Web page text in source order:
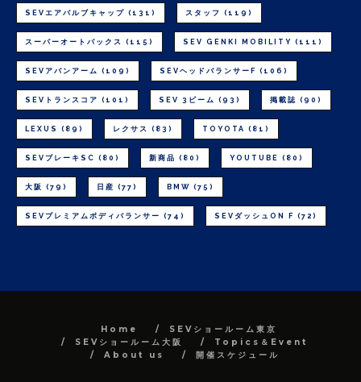
SEVエアバルブキャップ (131) スタッフ (119)
スーパーオートバックス (115) SEV GENKI MOBILITY (111)
SEVアバンアーム (109) SEVヘッドバランサーF (106)
SEVトランスコア (101) SEV 3ビーム (93) 掲載誌 (90)
LEXUS (89) レクサス (83) TOYOTA (81)
SEVブレーキSC (80) 新商品 (80) YOUTUBE (80)
大阪 (79) 日産 (77) BMW (75)
SEVプレミアムボディバランサー (74) SEVダッシュON F (72)
Home
SEVショールーム東京
SEVショールーム大阪
Topics＆Event
About us
開催スケジュール